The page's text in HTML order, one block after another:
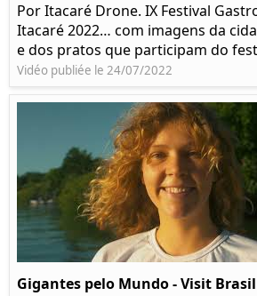
Por Itacaré Drone. IX Festival
Itacaré 2022… com imagens da
e dos pratos que participam do
Vidéo publiée le 24/07/2022
Gigantes pelo Mundo - Visit